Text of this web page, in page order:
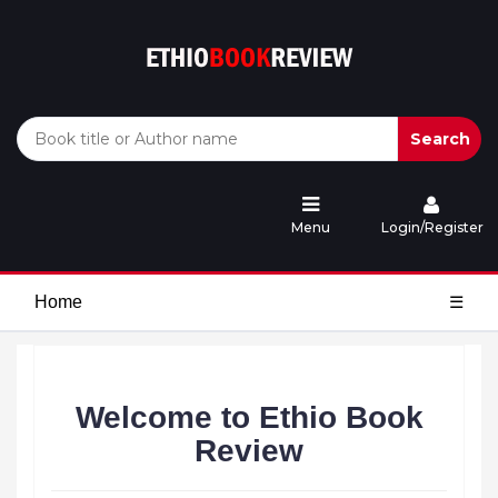
Search
Menu Login/Register
Home ☰
Welcome to Ethio Book
Review